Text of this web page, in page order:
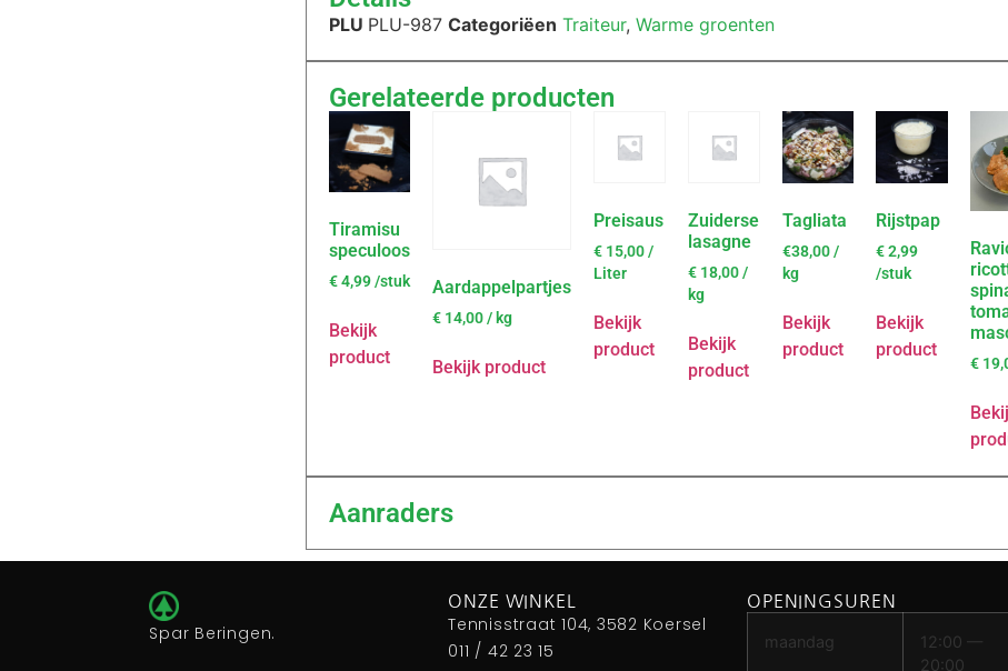
PLU PLU-987 Categoriëen Traiteur, Warme groenten
Gerelateerde producten
Tiramisu
speculoos
€4,99 /stuk
Bekijk
product
Aardappelpartjes
€14,00 / kg
Bekijk product
Preisaus
€15,00 /
Liter
Bekijk
product
Zuiderse
lasagne
€18,00 /
kg
Bekijk
product
Tagliata
€38,00 /
kg
Bekijk
product
Rijstpap
€2,99
/stuk
Bekijk
product
€
Aanraders
Spar Beringen.
ONZE WINKEL
Tennisstraat 104, 3582 Koersel
011 / 42 23 15
OPENINGSUREN
maandag
12:00 —
20:00